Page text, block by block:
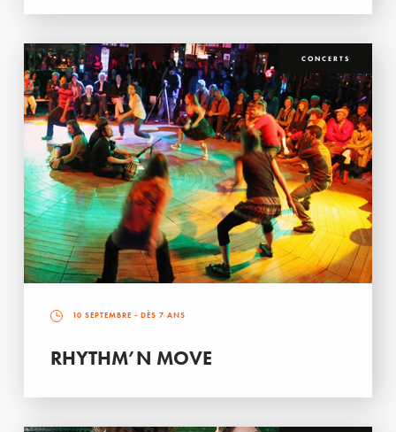
CONCERTS
10 SEPTEMBRE - DÈS 7 ANS
RHYTHM’N MOVE